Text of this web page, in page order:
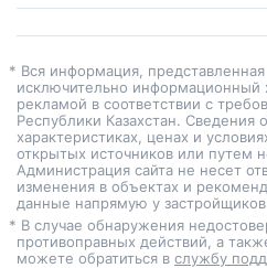
* Вся информация,
исключительно информационный
рекламой в соответствии с
Республики Казахстан. Сведения
характеристиках, ценах и
открытых источников или путем
Администрация сайта не несет
изменения в объектах и
данные напрямую у
* В случае обнаружения
противоправных действий, а
можете обратиться в службу